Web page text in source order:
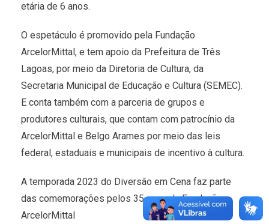
etária de 6 anos.
O espetáculo é promovido pela Fundação
ArcelorMittal, e tem apoio da Prefeitura de Três
Lagoas, por meio da Diretoria de Cultura, da
Secretaria Municipal de Educação e Cultura (SEMEC).
E conta também com a parceria de grupos e
produtores culturais, que contam com patrocínio da
ArcelorMittal e Belgo Arames por meio das leis
federal, estaduais e municipais de incentivo à cultura.
A temporada 2023 do Diversão em Cena faz parte
das comemorações pelos 35 anos da Fundação
ArcelorMittal